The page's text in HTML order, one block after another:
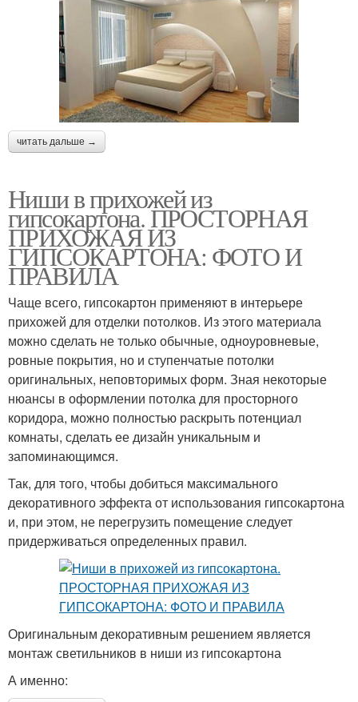
читать дальше →
Ниши в прихожей из
гипсокартона. ПРОСТОРНАЯ
ПРИХОЖАЯ ИЗ
ГИПСОКАРТОНА: ФОТО И
ПРАВИЛА
Чаще всего, гипсокартон применяют в интерьере
прихожей для отделки потолков. Из этого материала
можно сделать не только обычные, одноуровневые,
ровные покрытия, но и ступенчатые потолки
оригинальных, неповторимых форм. Зная некоторые
нюансы в оформлении потолка для просторного
коридора, можно полностью раскрыть потенциал
комнаты, сделать ее дизайн уникальным и
запоминающимся.
Так, для того, чтобы добиться максимального
декоративного эффекта от использования гипсокартона
и, при этом, не перегрузить помещение следует
придерживаться определенных правил.
Оригинальным декоративным решением является
монтаж светильников в ниши из гипсокартона
А именно: